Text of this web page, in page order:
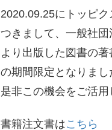
2020.09.25にトッピ
つきまして、一般社
より出版した図書の
の期間限定となりまし
是非この機会をご活用
書籍注文書はこちら